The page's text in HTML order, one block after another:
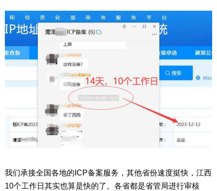
我们承接全国各地的ICP备案服务，其他省份速度挺快，江西
10个工作日其实也算是快的了。各省都是省管局进行审核